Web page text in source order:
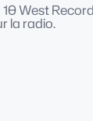
10 West
la radio.